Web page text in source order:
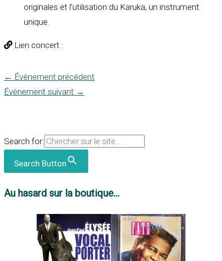
originales et l’utilisation du Karuka, un instrument
unique.
Lien concert :
← Évènement précédent
Évènement suivant →
Search for:
Search Button
Au hasard sur la boutique...